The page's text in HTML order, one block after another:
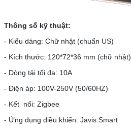
Thông số kỹ thuật:
- Kiểu dáng: Chữ nhật (chuẩn US)
- Kích thước: 120*72*36 mm (chữ nhật)
- Dòng tải tối đa: 10A
- Điện áp: 100V-250V (50/60HZ)
- Kết nối: Zigbee
- Ứng dụng điều khiển: Javis Smart